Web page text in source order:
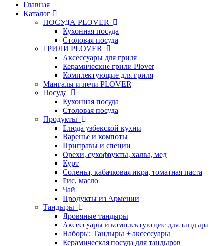
Главная
Каталог
ПОСУДА PLOVER
Кухонная посуда
Столовая посуда
ГРИЛИ PLOVER
Аксессуары для гриля
Керамические грили Plover
Комплектующие для гриля
Мангалы и печи PLOVER
Посуда
Кухонная посуда
Столовая посуда
Продукты
Блюда узбекской кухни
Варенье и компоты
Приправы и специи
Орехи, сухофрукты, халва, мед
Курт
Соленья, кабачковая икра, томатная паста
Рис, масло
Чай
Продукты из Армении
Тандыры
Дровяные тандыры
Аксессуары и комплектующие для тандыра
Наборы: Тандыры + аксессуары
Керамическая посуда для тандыров